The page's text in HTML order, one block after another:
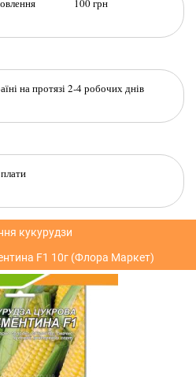
100 грн
на протязі 2-4 робочих днів
кукурудзи
F1 10г (Флора Маркет)